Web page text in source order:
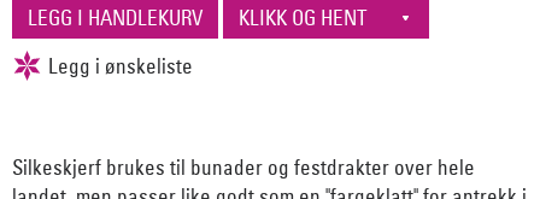
Silkeskjerf brukes til bunader og festdrakter over hele